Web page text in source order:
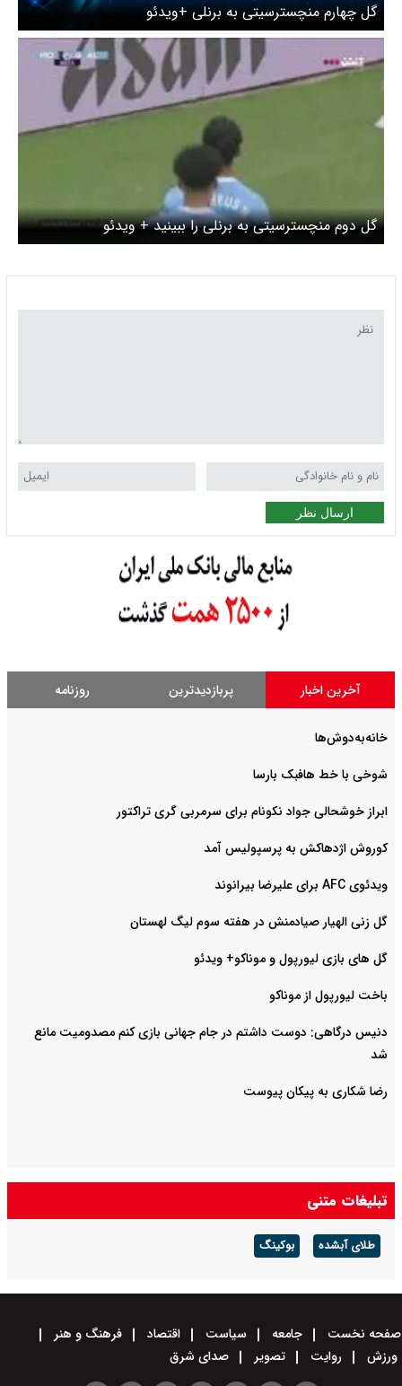
گل چهارم منچسترسیتی به برنلی +ویدئو
گل دوم منچسترسیتی به برنلی را ببینید + ویدئو
ارسال نظر
آخرین اخبار پربازدیدترین روزنامه
خانه‌به‌دوش‌ها
شوخی با خط هافبک بارسا
ابراز خوشحالی جواد نکونام برای سرمربی گری تراکتور
کوروش اژدهاکش به پرسپولیس آمد
ویدئوی AFC برای علیرضا بیرانوند
گل زنی الهیار صیادمنش در هفته سوم لیگ لهستان
گل های بازی لیورپول و موناکو+ ویدئو
باخت لیورپول از موناکو
دنیس درگاهی: دوست داشتم در جام جهانی بازی کنم مصدومیت مانع
شد
رضا شکاری به پیکان پیوست
تبلیغات متنی
طلای آبشده بوکینگ
صفحه نخست جامعه سیاست اقتصاد
فرهنگ و هنر
ورزش
روایت تصویر صدای شرق